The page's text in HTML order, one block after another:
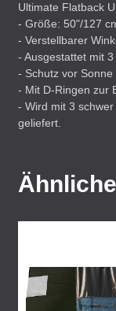
Ultimate Flatback
- Größe: 50"/127
- Verstellbarer
- Ausgestattet mit
- Schutz vor Sonne
- Mit D-Ringen zur
- Wird mit 3
geliefert.